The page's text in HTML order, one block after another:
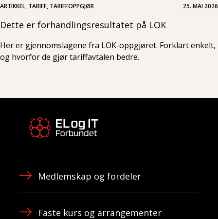
ARTIKKEL, TARIFF, TARIFFOPPGJØR 25. MAI 2026
Dette er forhandlingsresultatet på LOK
Her er gjennomslagene fra LOK-oppgjøret. Forklart enkelt,
og hvorfor de gjør tariffavtalen bedre.
Medlemskap og fordeler
Faste kurs og arrangementer